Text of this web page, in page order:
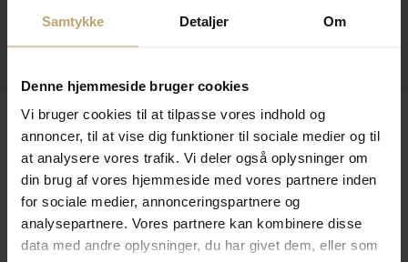
Samtykke Detaljer Om
Denne hjemmeside bruger cookies
Vi bruger cookies til at tilpasse vores indhold og
annoncer, til at vise dig funktioner til sociale medier og til
at analysere vores trafik. Vi deler også oplysninger om
din brug af vores hjemmeside med vores partnere inden
for sociale medier, annonceringspartnere og
analysepartnere. Vores partnere kan kombinere disse
data med andre oplysninger, du har givet dem, eller som
Information
Leveringsmuligheder
Betalingsmuligheder